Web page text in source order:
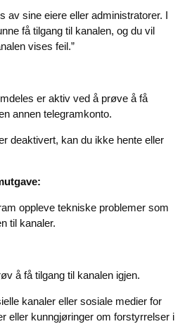
av sine eiere eller administratorer. I
få tilgang til kanalen, og du vil
vises feil.”
er aktiv ved å prøve å få
annen telegramkonto.
deaktivert, kan du ikke hente eller
oppleve tekniske problemer som
til kanaler.
å få tilgang til kanalen igjen.
kanaler eller sosiale medier for
eller kunngjøringer om forstyrrelser i